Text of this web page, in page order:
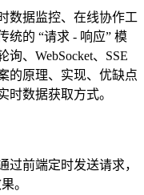
数据监控、在线协作工
统的 “请求 - 响应” 模
、WebSocket、SSE
的原理、实现、优缺点
时数据获取方式。
过前端定时发送请求，
。